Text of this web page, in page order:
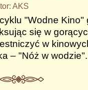
AKS
"Wodne Kino"
się w
w
– "Nóż w